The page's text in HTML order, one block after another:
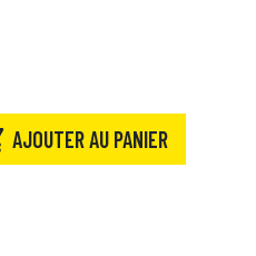
AJOUTER AU PANIER